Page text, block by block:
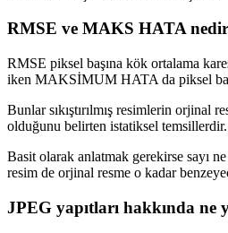
RMSE ve MAKS HATA
RMSE piksel başına kök ortalama
iken MAKSİMUM HATA da piksel
Bunlar sıkıştırılmış resimlerin orjinal
olduğunu belirten istatiksel temsillerdir.
Basit olarak anlatmak gerekirse sayı
resim de orjinal resme o kadar
JPEG yapıtları hakkında ne